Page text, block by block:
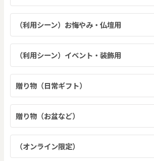
（利用シーン）お悔やみ・仏壇用
（利用シーン）イベント・装飾用
贈り物（日常ギフト）
贈り物（お盆など）
（オンライン限定）